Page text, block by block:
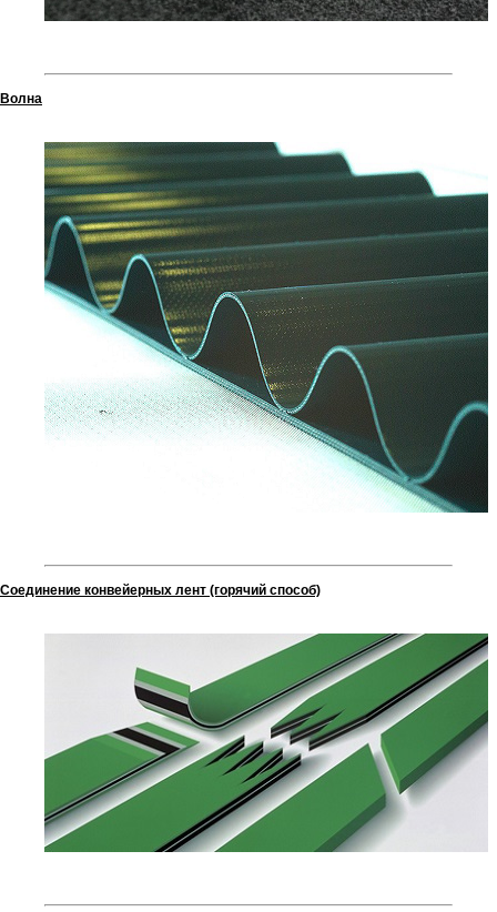
Волна
Соединение конвейерных лент (горячий способ)